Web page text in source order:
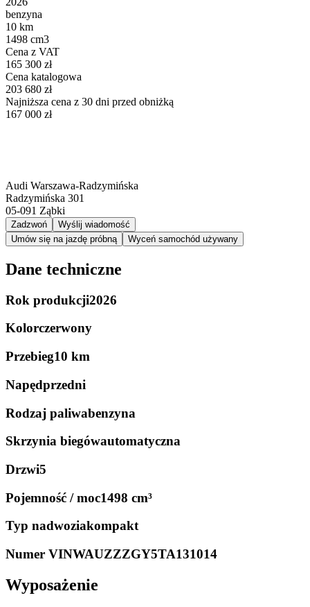
benzyna
10 km
1498 cm3
Cena z VAT
165 300 zł
Cena katalogowa
203 680 zł
Najniższa cena z 30 dni przed obniżką
167 000 zł
Audi Warszawa-Radzymińska
Radzymińska 301
05-091 Ząbki
Zadzwoń
Wyślij wiadomość
Umów się na jazdę próbną
Wyceń samochód używany
Dane techniczne
Rok produkcji2026
Kolorczerwony
Przebieg10 km
Napędprzedni
Rodzaj paliwabenzyna
Skrzynia biegówautomatyczna
Drzwi5
Pojemność / moc1498 cm³
Typ nadwoziakompakt
Numer VINWAUZZZGY5TA131014
Wyposażenie